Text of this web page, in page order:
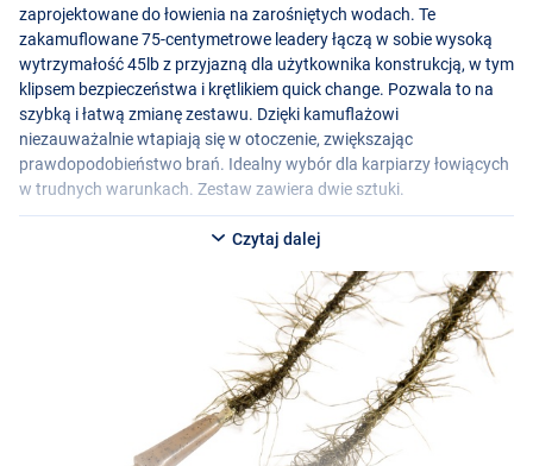
zaprojektowane do łowienia na zarośniętych wodach. Te
zakamuflowane 75-centymetrowe leadery łączą w sobie wysoką
wytrzymałość 45lb z przyjazną dla użytkownika konstrukcją, w tym
klipsem bezpieczeństwa i krętlikiem quick change. Pozwala to na
szybką i łatwą zmianę zestawu. Dzięki kamuflażowi
niezauważalnie wtapiają się w otoczenie, zwiększając
prawdopodobieństwo brań. Idealny wybór dla karpiarzy łowiących
w trudnych warunkach. Zestaw zawiera dwie sztuki.
Czytaj dalej